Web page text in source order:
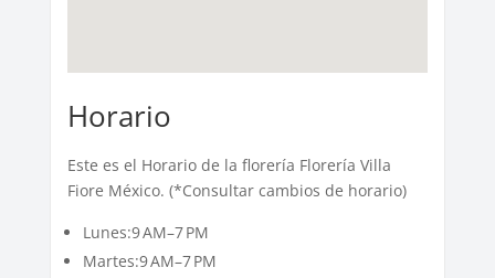
Horario
Este es el Horario de la florería Florería Villa
Fiore México. (*Consultar cambios de horario)
Lunes:9 AM–7 PM
Martes:9 AM–7 PM